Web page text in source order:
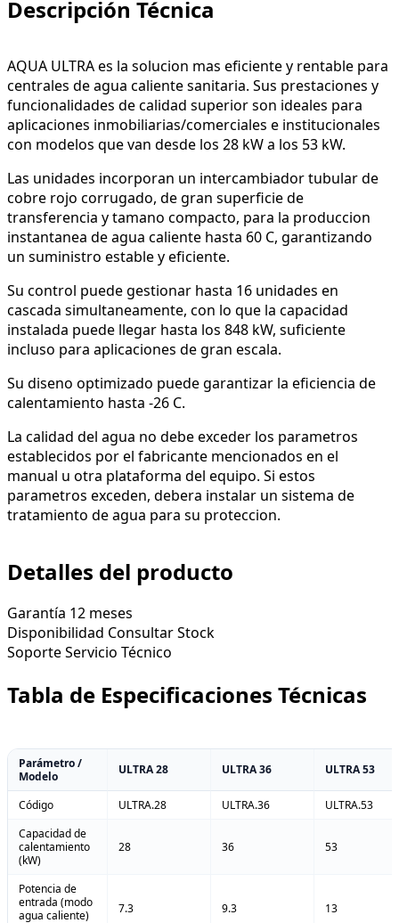
Descripción Técnica
AQUA ULTRA es la solucion mas eficiente y rentable para
centrales de agua caliente sanitaria. Sus prestaciones y
funcionalidades de calidad superior son ideales para
aplicaciones inmobiliarias/comerciales e institucionales
con modelos que van desde los 28 kW a los 53 kW.
Las unidades incorporan un intercambiador tubular de
cobre rojo corrugado, de gran superficie de
transferencia y tamano compacto, para la produccion
instantanea de agua caliente hasta 60 C, garantizando
un suministro estable y eficiente.
Su control puede gestionar hasta 16 unidades en
cascada simultaneamente, con lo que la capacidad
instalada puede llegar hasta los 848 kW, suficiente
incluso para aplicaciones de gran escala.
Su diseno optimizado puede garantizar la eficiencia de
calentamiento hasta -26 C.
La calidad del agua no debe exceder los parametros
establecidos por el fabricante mencionados en el
manual u otra plataforma del equipo. Si estos
parametros exceden, debera instalar un sistema de
tratamiento de agua para su proteccion.
Detalles del producto
Garantía 12 meses
Disponibilidad Consultar Stock
SoporteServicio Técnico
Tabla de Especificaciones Técnicas
Parámetro /
Modelo
ULTRA 28 ULTRA 36 ULTRA 53
Código ULTRA.28 ULTRA.36
ULTRA.53
Capacidad de
calentamiento
(kW)
28 36 53
Potencia de
entrada (modo
agua caliente)
7.3 9.3 13